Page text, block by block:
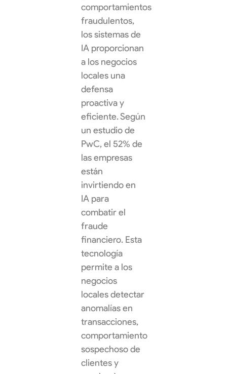
comportamientos
fraudulentos,
los sistemas de
IA proporcionan
a los negocios
locales una
defensa
proactiva y
eficiente. Según
un estudio de
PwC, el 52% de
las empresas
están
invirtiendo en
IA para
combatir el
fraude
financiero. Esta
tecnología
permite a los
negocios
locales detectar
anomalías en
transacciones,
comportamiento
sospechoso de
clientes y